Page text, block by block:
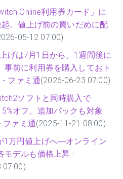
Online利用券カード」に
。値上げ前の買いだめに配
05-12 07:00)
げは7月1日から。1週間後に
前に利用券を購入しておト
- ファミ通(2026-06-23 07:00)
ソフトと同時購入で
オフ。追加パックも対象
ファミ通(2025-11-21 08:00)
1万円値上げへ―オンライン
モデルも価格上昇 -
07:00)